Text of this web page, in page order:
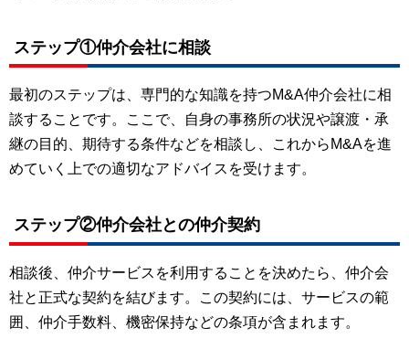
ステップ①仲介会社に相談
最初のステップは、専門的な知識を持つM&A仲介会社に相
談することです。ここで、自身の事務所の状況や譲渡・承
継の目的、期待する条件などを相談し、これからM&Aを進
めていく上での適切なアドバイスを受けます。
ステップ②仲介会社との仲介契約
相談後、仲介サービスを利用することを決めたら、仲介会
社と正式な契約を結びます。この契約には、サービスの範
囲、仲介手数料、機密保持などの条項が含まれます。